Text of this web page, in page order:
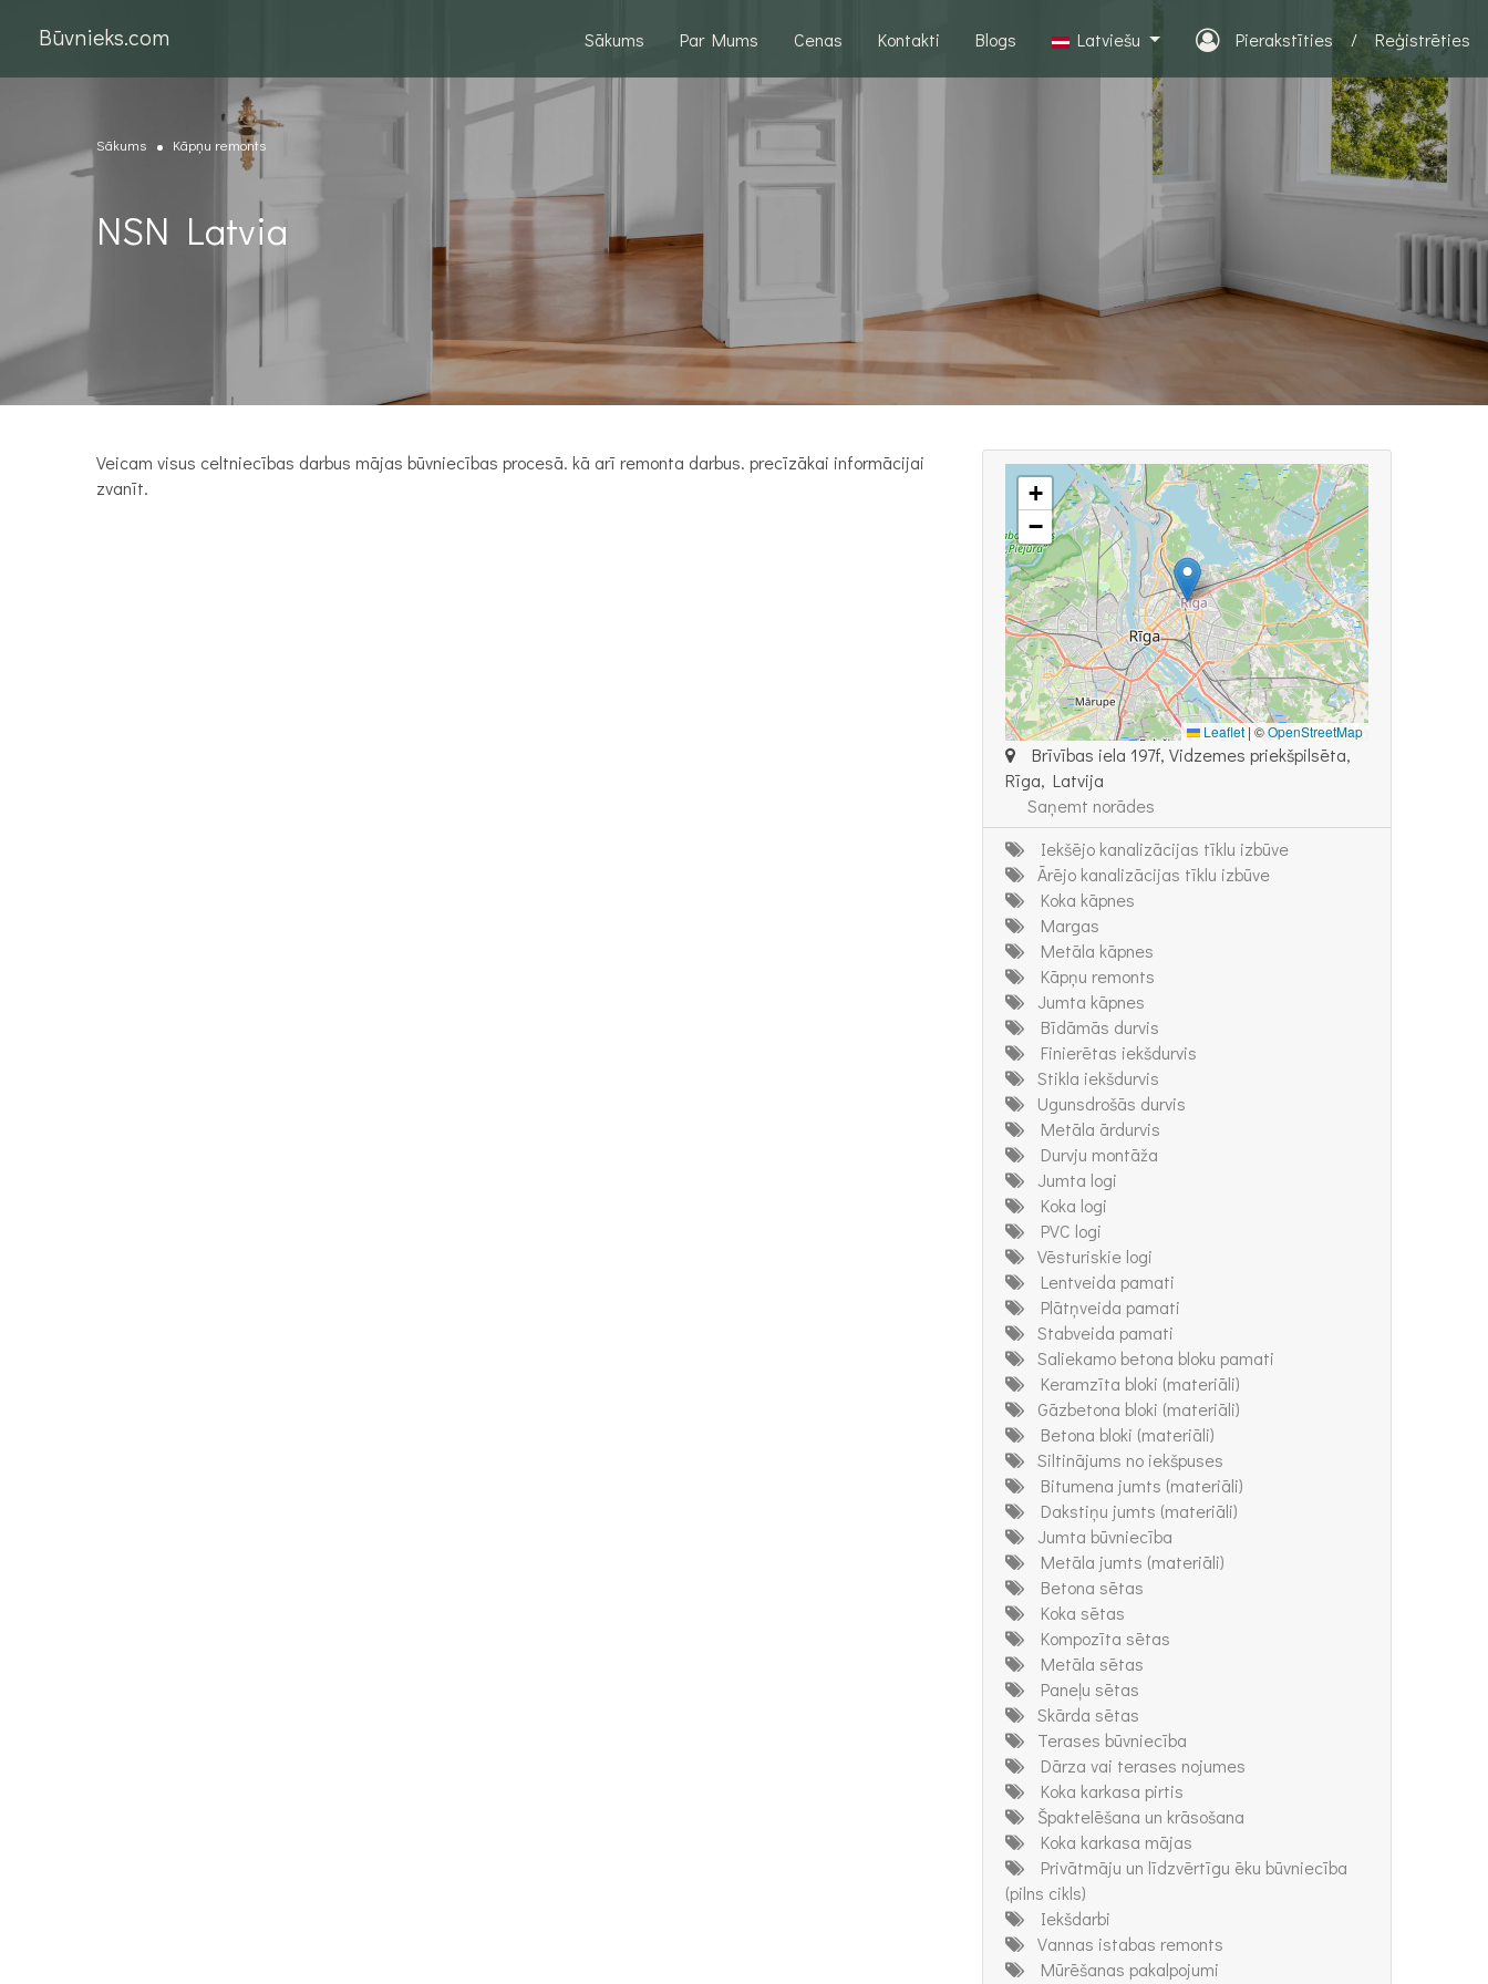
Būvnieks.com Sākums Par Mums Cenas Kontakti Blogs Latviešu Pierakstīties / Reģistrēties
Sākums Kāpņu remonts
NSN Latvia
Veicam visus celtniecības darbus mājas būvniecības procesā. kā arī remonta darbus. precīzākai informācijai
zvanīt.
+
−
Leaflet | ©OpenStreetMap
Brīvības iela 197f, Vidzemes priekšpilsēta,
Rīga, Latvija
Saņemt norādes
Iekšējo kanalizācijas tīklu izbūve
Ārējo kanalizācijas tīklu izbūve
Koka kāpnes
Margas
Metāla kāpnes
Kāpņu remonts
Jumta kāpnes
Bīdāmās durvis
Finierētas iekšdurvis
Stikla iekšdurvis
Ugunsdrošās durvis
Metāla ārdurvis
Durvju montāža
Jumta logi
Koka logi
PVC logi
Vēsturiskie logi
Lentveida pamati
Plātņveida pamati
Stabveida pamati
Saliekamo betona bloku pamati
Keramzīta bloki (materiāli)
Gāzbetona bloki (materiāli)
Betona bloki (materiāli)
Siltinājums no iekšpuses
Bitumena jumts (materiāli)
Dakstiņu jumts (materiāli)
Jumta būvniecība
Metāla jumts (materiāli)
Betona sētas
Koka sētas
Kompozīta sētas
Metāla sētas
Paneļu sētas
Skārda sētas
Terases būvniecība
Dārza vai terases nojumes
Koka karkasa pirtis
Špaktelēšana un krāsošana
Koka karkasa mājas
Privātmāju un līdzvērtīgu ēku būvniecība
(pilns cikls)
Iekšdarbi
Vannas istabas remonts
Mūrēšanas pakalpojumi